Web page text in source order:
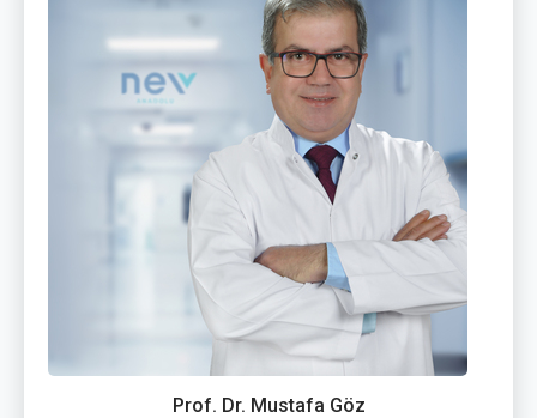
Prof. Dr. Mustafa Göz